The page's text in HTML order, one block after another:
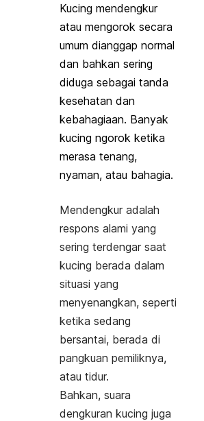
Kucing mendengkur
atau mengorok secara
umum dianggap normal
dan bahkan sering
diduga sebagai tanda
kesehatan dan
kebahagiaan. Banyak
kucing ngorok ketika
merasa tenang,
nyaman, atau bahagia.
Mendengkur adalah
respons alami yang
sering terdengar saat
kucing berada dalam
situasi yang
menyenangkan, seperti
ketika sedang
bersantai, berada di
pangkuan pemiliknya,
atau tidur.
Bahkan, suara
dengkuran kucing juga